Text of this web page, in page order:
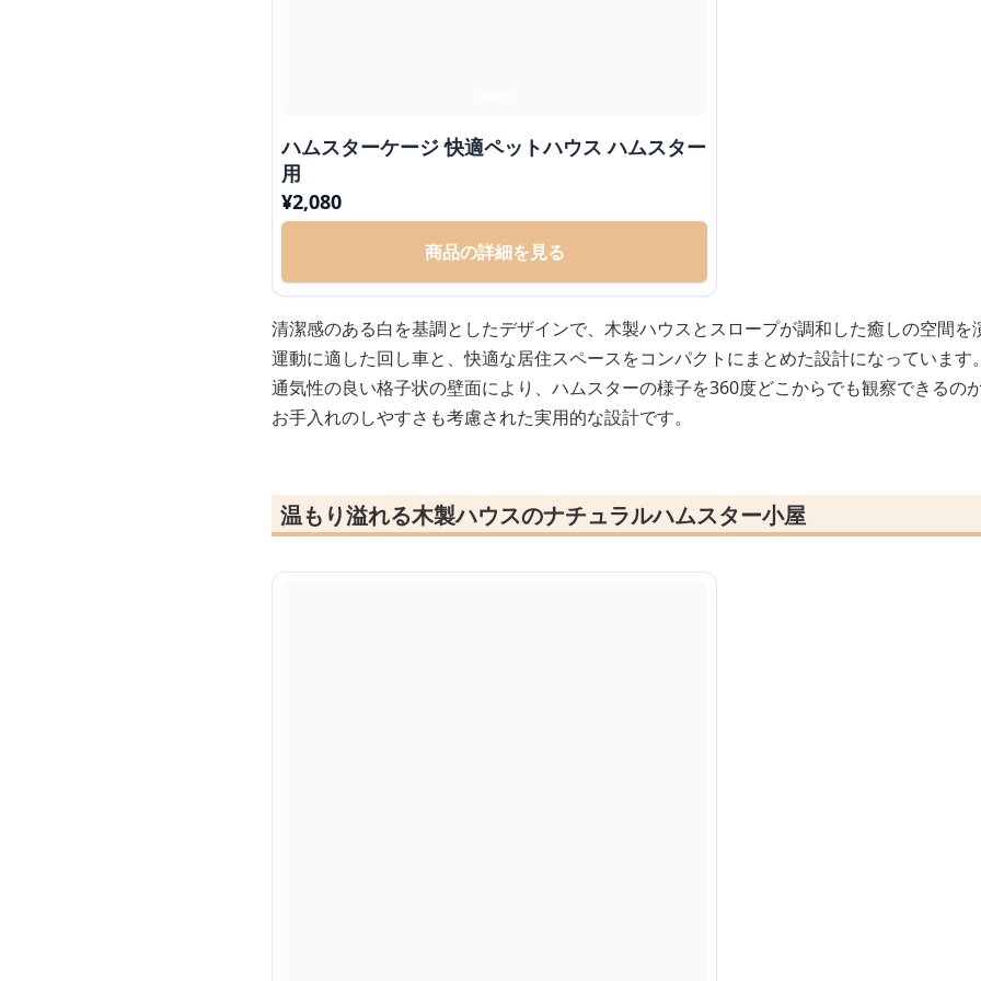
ハムスターケージ 快適ペットハウス ハムスター
用
¥2,080
商品の詳細を見る
清潔感のある白を基調としたデザインで、木製ハウスとスロープが調和した癒しの空間を
運動に適した回し車と、快適な居住スペースをコンパクトにまとめた設計になっています。
通気性の良い格子状の壁面により、ハムスターの様子を360度どこからでも観察できるのが
お手入れのしやすさも考慮された実用的な設計です。
温もり溢れる木製ハウスのナチュラルハムスター小屋